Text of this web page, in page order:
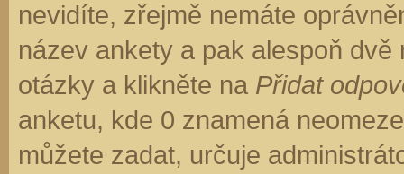
nevidíte, zřejmě nemáte
název ankety a pak alespoň
otázky a klikněte na Přidat
anketu, kde 0 znamená
můžete zadat, určuje